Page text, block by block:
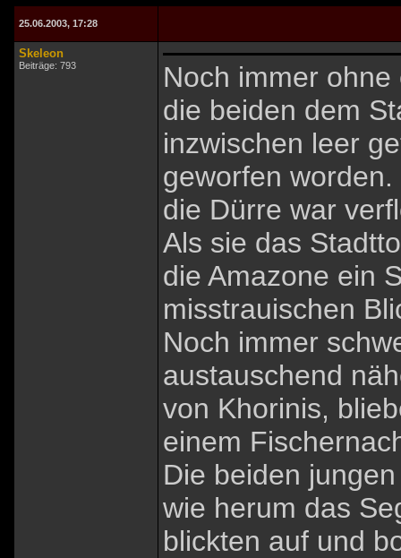
25.06.2003, 17:28
Skeleon
Beiträge: 793
Noch immer
die beiden dem
inzwischen leer
geworfen
die Dürre war
Als sie das
die Amazone ein
misstrauischen
Noch immer
austauschend
von Khorinis,
einem
Die beiden
wie herum das
blickten auf und